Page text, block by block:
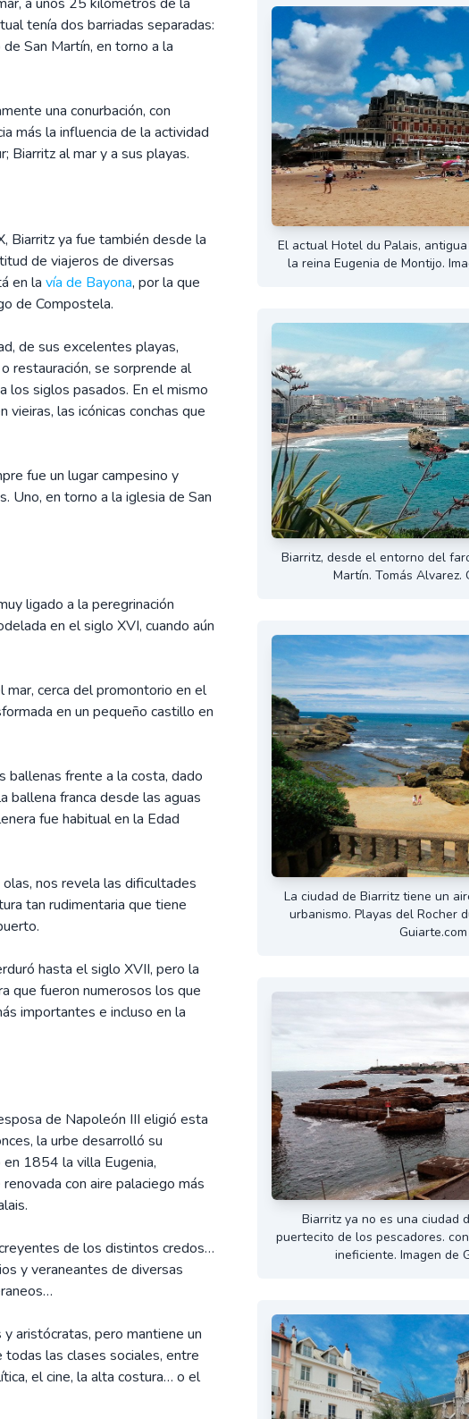
tenía dos barriadas separadas:
San Martín, en torno a la
una conurbación, con
más la influencia de la actividad
Biarritz al mar y a sus playas.
Biarritz ya fue también desde la
de viajeros de diversas
en la vía de Bayona, por la que
de Compostela.
de sus excelentes playas,
restauración, se sorprende al
los siglos pasados. En el mismo
vieiras, las icónicas conchas que
fue un lugar campesino y
Uno, en torno a la iglesia de San
ligado a la peregrinación
en el siglo XVI, cuando aún
cerca del promontorio en el
en un pequeño castillo en
ballenas frente a la costa, dado
ballena franca desde las aguas
fue habitual en la Edad
nos revela las dificultades
tan rudimentaria que tiene
hasta el siglo XVII, pero la
que fueron numerosos los que
importantes e incluso en la
de Napoleón III eligió esta
la urbe desarrolló su
1854 la villa Eugenia,
con aire palaciego más
de los distintos credos…
y veraneantes de diversas
aristócratas, pero mantiene un
las clases sociales, entre
el cine, la alta costura… o el
El actual Hotel du Palais,
la reina Eugenia de Montijo.
Biarritz, desde el entorno del
Martín. Tomás Alvarez.
La ciudad de Biarritz tiene un
urbanismo. Playas del Rocher
Guiarte.com
Biarritz ya no es una ciudad
puertecito de los pescadores.
ineficiente. Imagen de